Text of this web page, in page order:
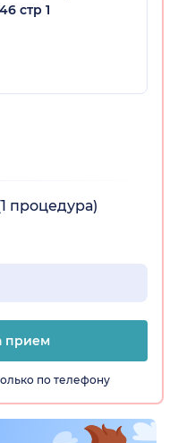
стр 1
процедура)
прием
по телефону